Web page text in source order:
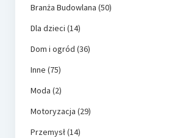
Branża Budowlana (50)
Dla dzieci (14)
Dom i ogród (36)
Inne (75)
Moda (2)
Motoryzacja (29)
Przemysł(14)